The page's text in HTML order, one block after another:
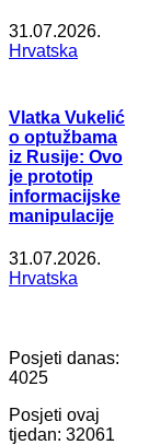
31.07.2026.
Hrvatska
Vlatka Vukelić
o optužbama
iz Rusije: Ovo
je prototip
informacijske
manipulacije
31.07.2026.
Hrvatska
Posjeti danas:
4025
Posjeti ovaj
tjedan: 32061